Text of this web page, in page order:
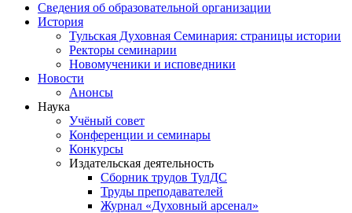
Сведения об образовательной организации
История
Тульская Духовная Семинария: страницы истории
Ректоры семинарии
Новомученики и исповедники
Новости
Анонсы
Наука
Учёный совет
Конференции и семинары
Конкурсы
Издательская деятельность
Сборник трудов ТулДС
Труды преподавателей
Журнал «Духовный арсенал»